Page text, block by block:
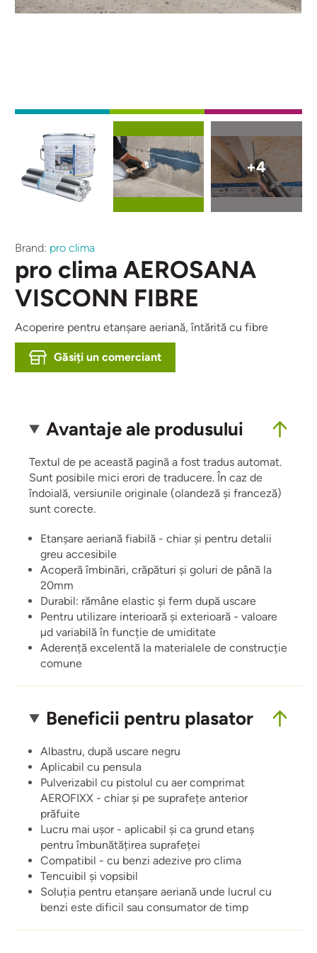
Afbeelding
Afbeelding
+4
Brand: pro clima
pro clima AEROSANA
VISCONN FIBRE
Acoperire pentru etanșare aeriană, întărită cu fibre
Găsiți un comerciant
Avantaje ale produsului
Textul de pe această pagină a fost tradus automat.
Sunt posibile mici erori de traducere. În caz de
îndoială, versiunile originale (olandeză și franceză)
sunt corecte.
Etanșare aeriană fiabilă - chiar și pentru detalii
greu accesibile
Acoperă îmbinări, crăpături și goluri de până la
20mm
Durabil: rămâne elastic și ferm după uscare
Pentru utilizare interioară și exterioară - valoare
µd variabilă în funcție de umiditate
Aderență excelentă la materialele de construcție
comune
Beneficii pentru plasator
Albastru, după uscare negru
Aplicabil cu pensula
Pulverizabil cu pistolul cu aer comprimat
AEROFIXX - chiar și pe suprafețe anterior
prăfuite
Lucru mai ușor - aplicabil și ca grund etanș
pentru îmbunătățirea suprafeței
Compatibil - cu benzi adezive pro clima
Tencuibil și vopsibil
Soluția pentru etanșare aeriană unde lucrul cu
benzi este dificil sau consumator de timp